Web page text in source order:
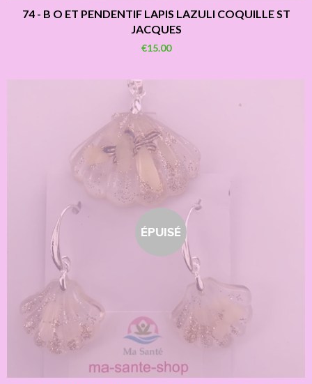
74 - B O ET PENDENTIF LAPIS LAZULI COQUILLE ST
JACQUES
€15.00
ÉPUISÉ